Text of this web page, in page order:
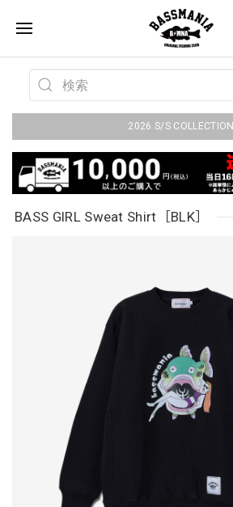
2026 S/S COLLECTION
BASS GIRL Sweat Shirt［BLK］